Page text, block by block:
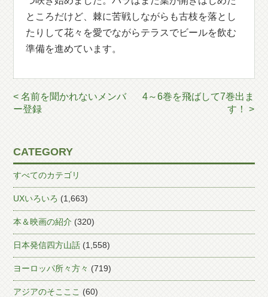
ところだけど、棘に苦戦しながらも古枝を落とし
たりして花々を愛でながらテラスでビールを飲む
準備を進めています。
< 名前を聞かれないメンバ
ー登録
4～6巻を飛ばして7巻出ま
す！ >
CATEGORY
すべてのカテゴリ
UXいろいろ (1,663)
本＆映画の紹介 (320)
日本発信四方山話 (1,558)
ヨーロッパ所々方々 (719)
アジアのそこここ (60)